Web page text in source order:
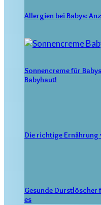
Allergien bei Babys:
Sonnencreme für
Babyhaut!
Die richtige
Gesunde Durstlöscher
es